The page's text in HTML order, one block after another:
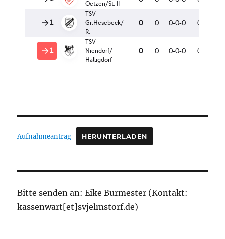
Aufnahmeantrag HERUNTERLADEN
Bitte senden an: Eike Burmester (Kontakt:
kassenwart[et]svjelmstorf.de)